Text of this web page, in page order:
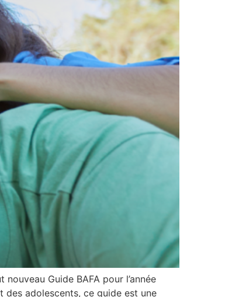
Guide BAFA pour l’année
des adolescents, ce guide est une